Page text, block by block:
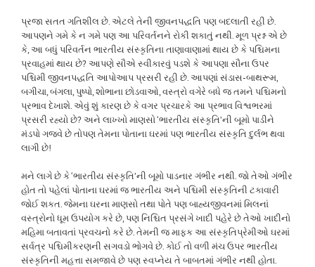
પ્રજા સતત ગતિશીલ છે. એટલે તેની જીવનપદ્ધતિ પણ બદલાતી રહી છે.
આપણને ગમે કે ન ગમે પણ આ પરિવર્તનને રોકી શકાતું નથી. મૂળ પ્રશ્ન એ છે
કે, આ બધું પરિવર્તન ભારતીય સંસ્કૃતિના તાણાવાણામાં થાય છે કે પશ્ચિમના
પ્રવાહમાં થાય છે? આપણે સૌએ સ્વીકારવું પડશે કે આપણા સૌના ઉપર
પશ્ચિમી જીવનપદ્ધતિ આપોઆપ પ્રસરી રહી છે. આપણાં સંડાસ-બાથરૂમ,
બગીચા, બંગલા, પુષ્પો, શોભાના છોડવાઓ, વસ્ત્રો વગેરે બધે જ તમને પશ્ચિમનો
પ્રભાવ દેખાશે. એવું શું કારણ છે કે વગર પ્રચારકે આ પ્રભાવ વિશ્વભરમાં
પ્રસરી રહ્યો છે? અને લાખ્ખો માણસો ‘ભારતીય સંસ્કૃતિ’ની બૂમો પાડીને
મંડપો ગજવે છે તોપણ તેમના પોતાના ઘરમાં પણ ભારતીય સંસ્કૃતિ દુર્લભ થવા
લાગી છે!
મને લાગે છે કે ‘ભારતીય સંસ્કૃતિ’ની બૂમો પાડનાર ગંભીર નથી. જો તેઓ ગંભીર
હોત તો પહેલાં પોતાના ઘરમાં જ ભારતીય અને પશ્ચિમી સંસ્કૃતિની ટકાવારી
જોઈ શકત. જેમના ઘરના માણસો તથા પોતે પણ બાહ્યજીવનમાં મિલનાં
વસ્ત્રોનો ધૂમ ઉપયોગ કરે છે, પણ નિશ્ચિત પ્રસંગે ખાદી પહેરે છે તેઓ ખાદીનો
મહિમા બતાવતાં પ્રવચનો કરે છે. તેમની જ માફક આ સંસ્કૃતિપ્રેમીઓ ઘરમાં
સર્વત્ર પશ્ચિમીકરણની સગવડો ભોગવે છે. કોઈ તો વળી મંચ ઉપર ભારતીય
સંસ્કૃતિની મહત્તા સમજાવે છે પણ સ્વપ્નેય તે બાબતમાં ગંભીર નથી હોતા.